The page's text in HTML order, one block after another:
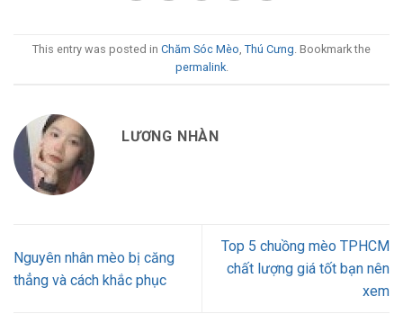
This entry was posted in Chăm Sóc Mèo, Thú Cưng. Bookmark the
permalink.
LƯƠNG NHÀN
Nguyên nhân mèo bị căng
thẳng và cách khắc phục
Top 5 chuồng mèo TPHCM
chất lượng giá tốt bạn nên
xem